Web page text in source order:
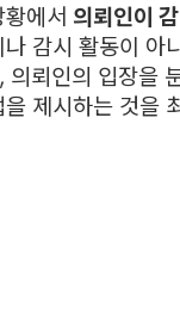
에서 의뢰인이
감시 활동이 아
뢰인의 입장을
제시하는 것을